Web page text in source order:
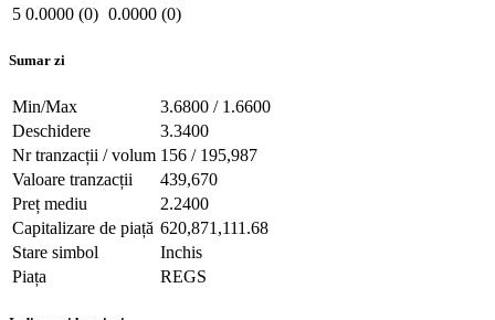
5 0.0000 (0) 0.0000 (0)
Sumar zi
Min/Max
3.6800 / 1.6600
Deschidere
3.3400
Nr tranzacții / volum 156 / 195,987
Valoare tranzacții
439,670
Preț mediu
2.2400
Capitalizare de piață 620,871,111.68
Stare simbol
Inchis
Piața
REGS